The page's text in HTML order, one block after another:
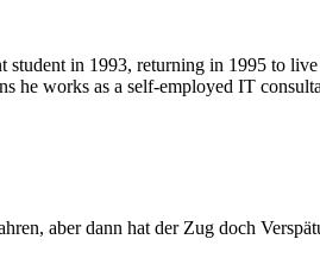
in 1993, returning in 1995 to
works as a self-employed IT
aber dann hat der Zug doch